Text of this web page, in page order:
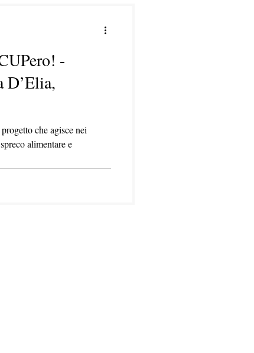
-
D’Elia,
che agisce nei
alimentare e